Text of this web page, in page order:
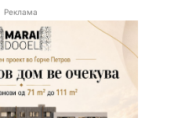
Реклама